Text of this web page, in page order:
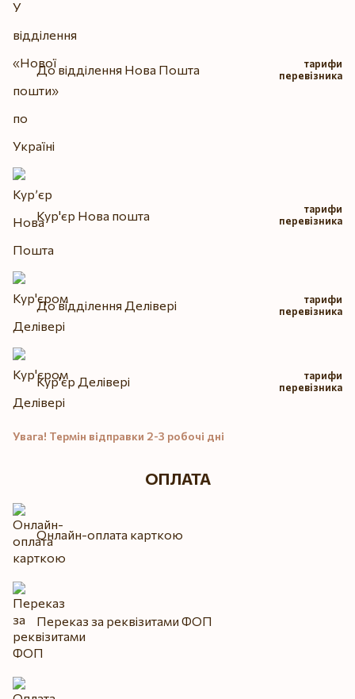
До відділення Нова Пошта
тарифи
перевізника
Кур'єр Нова пошта
тарифи
перевізника
До відділення Делівері
тарифи
перевізника
Кур'єр Делівері
тарифи
перевізника
Увага! Термін відправки 2-3 робочі дні
ОПЛАТА
Онлайн-оплата карткою
Переказ за реквізитами ФОП